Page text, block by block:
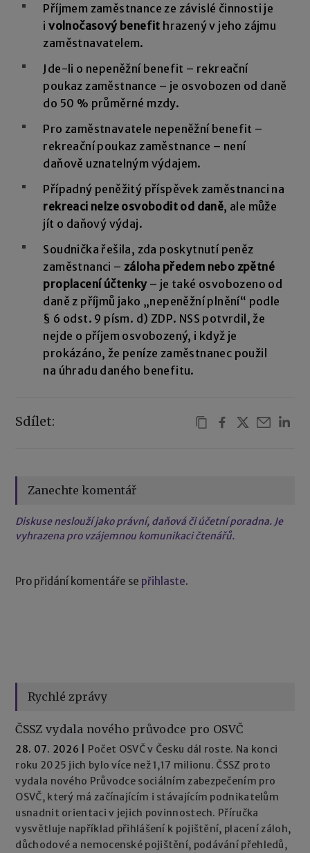
Příjmem zaměstnance ze závislé činnosti je
ivolnočasový benefit hrazený v jeho zájmu
zaměstnavatelem.
Jde-li o nepeněžní benefit – rekreační
poukaz zaměstnance – je osvobozen od daně
do 50 % průměrné mzdy.
Pro zaměstnavatele nepeněžní benefit –
rekreační poukaz zaměstnance – není
daňově uznatelným výdajem.
Případný peněžitý příspěvek zaměstnanci na
rekreaci nelze osvobodit od daně, ale může
jít o daňový výdaj.
Soudnička řešila, zda poskytnutí peněz
zaměstnanci –záloha předem nebo zpětné
proplacení účtenky– je také osvobozeno od
daně z příjmů jako „nepeněžní plnění“ podle
§ 6 odst. 9 písm. d) ZDP. NSS potvrdil, že
nejde o příjem osvobozený, i když je
prokázáno, že peníze zaměstnanec použil
na úhradu daného benefitu.
Sdílet:
Zanechte komentář
Diskuse neslouží jako právní, daňová či účetní poradna. Je
vyhrazena pro vzájemnou komunikaci čtenářů.
Pro přidání komentáře se přihlaste.
Rychlé zprávy
ČSSZ vydala nového průvodce pro OSVČ
28. 07. 2026
Počet OSVČ v Česku dál roste. Na konci
roku 2025 jich bylo více než 1,17 milionu. ČSSZ proto
vydala nového Průvodce sociálním zabezpečením pro
OSVČ, který má začínajícím i stávajícím podnikatelům
usnadnit orientaci v jejich povinnostech. Příručka
vysvětluje například přihlášení k pojištění, placení záloh,
důchodové a nemocenské pojištění, podávání přehledů,